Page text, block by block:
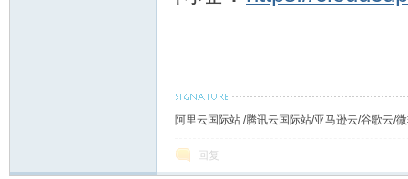
阿里云国际站 /腾讯云国际站/亚马逊云/谷歌云/
回复